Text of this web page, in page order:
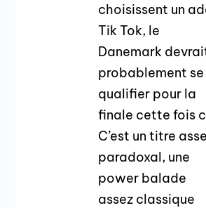
choisissent un
Tik Tok, le
Danemark
probablement se
qualifier pour la
finale cette fois
C’est un titre
paradoxal, une
power balade
assez classique